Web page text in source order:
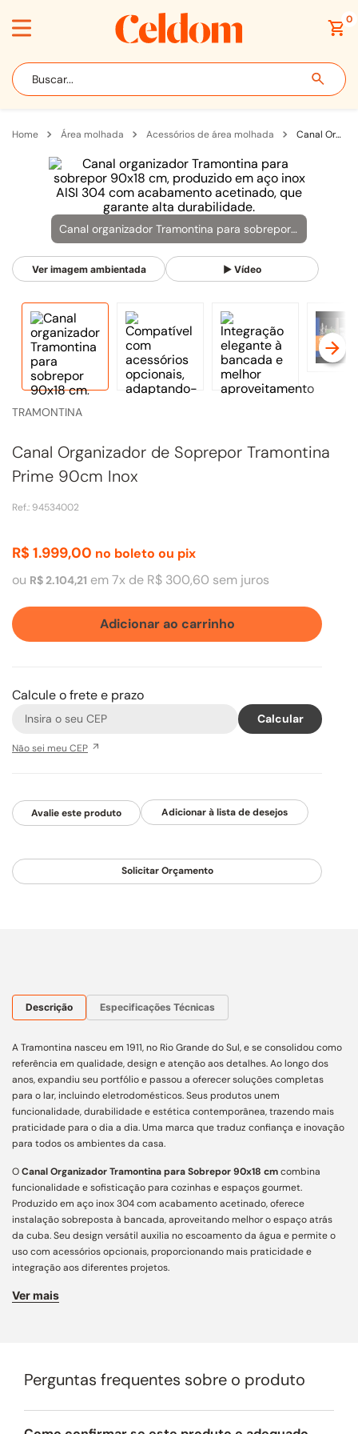
0
Buscar...
área molhada acessórios de área molhada Canal Organizador de Soprepor Tramontina Prime 90cm Inox
Canal organizador Tramontina para sobrepor 90x18 cm, produzido em aço inox AISI 304 com acabamento acetinado, que garante alta durabilidade.
Ver imagem ambientada ▶ Vídeo
TRAMONTINA
Canal Organizador de Soprepor Tramontina
Prime 90cm Inox
Ref.: 94534002
R$ 1.999,00 no boleto ou pix
ou R$2.104,21 em7x de R$ 300,60 sem juros
Adicionar ao carrinho
Calcule o frete e prazo
Não sei meu CEP
Avalie este produto
Solicitar Orçamento
Descrição Especificações Técnicas
A Tramontina nasceu em 1911, no Rio Grande do Sul, e se consolidou como
referência em qualidade, design e atenção aos detalhes. Ao longo dos
anos, expandiu seu portfólio e passou a oferecer soluções completas
para o lar, incluindo eletrodomésticos. Seus produtos unem
funcionalidade, durabilidade e estética contemporânea, trazendo mais
praticidade para o dia a dia. Uma marca que traduz confiança e inovação
para todos os ambientes da casa.
OCanal Organizador Tramontina para Sobrepor 90x18 cmcombina
funcionalidade e sofisticação para cozinhas e espaços gourmet.
Produzido em aço inox 304 com acabamento acetinado, oferece
instalação sobreposta à bancada, aproveitando melhor o espaço atrás
da cuba. Seu design versátil auxilia no escoamento da água e permite o
uso com acessórios opcionais, proporcionando mais praticidade e
integração aos diferentes projetos.
Design e Acabamento:
robustez, estabilidade e segurança no uso diário.
elegante à bancada e melhor aproveitamento do espaço, podendo ser
posicionada atrás da cuba.
Ver mais
Perguntas frequentes sobre o produto